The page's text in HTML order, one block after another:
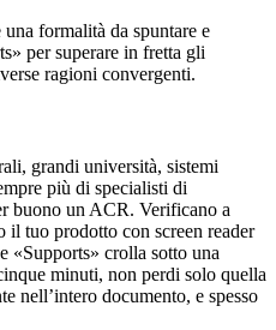
formalità da spuntare e
per superare in fretta gli
ragioni convergenti.
grandi università, sistemi
più di specialisti di
buono un ACR. Verificano a
il tuo prodotto con screen reader
«Supports» crolla sotto una
minuti, non perdi solo quella
nell’intero documento, e spesso